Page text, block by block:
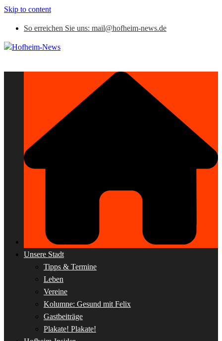
Skip to content
So erreichen Sie uns: mail@hofheim-news.de
Unsere Stadt
Tipps & Termine
Leben
Vereine
Kolumne: Gesund mit Felix
Gastbeiträge
Plakate! Plakate!